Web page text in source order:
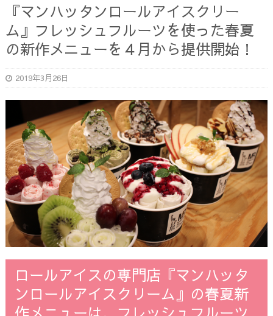
『マンハッタンロールアイスクリー
ム』フレッシュフルーツを使った春夏
の新作メニューを４月から提供開始！
2019年3月26日
ロールアイスの専門店『マンハッタ
ンロールアイスクリーム』の春夏新